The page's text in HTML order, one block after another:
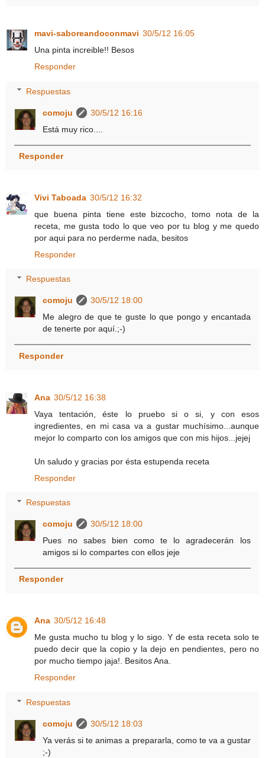
mavi-saboreandoconmavi 30/5/12 16:05
Una pinta increible!! Besos
Responder
Respuestas
comoju
30/5/12 16:16
Está muy rico....
Responder
Vivi Taboada 30/5/12 16:32
que buena pinta tiene este bizcocho, tomo nota de la
receta, me gusta todo lo que veo por tu blog y me quedo
por aqui para no perderme nada, besitos
Responder
Respuestas
comoju
30/5/12 18:00
Me alegro de que te guste lo que pongo y encantada
de tenerte por aquí.;-)
Responder
Ana 30/5/12 16:38
Vaya tentación, éste lo pruebo si o si, y con esos
ingredientes, en mi casa va a gustar muchísimo...aunque
mejor lo comparto con los amigos que con mis hijos...jejej
Un saludo y gracias por ésta estupenda receta
Responder
Respuestas
comoju
30/5/12 18:00
Pues no sabes bien como te lo agradecerán los
amigos si lo compartes con ellos jeje
Responder
Ana 30/5/12 16:48
Me gusta mucho tu blog y lo sigo. Y de esta receta solo te
puedo decir que la copio y la dejo en pendientes, pero no
por mucho tiempo jaja!. Besitos Ana.
Responder
Respuestas
comoju
30/5/12 18:03
Ya verás si te animas a prepararla, como te va a gustar
;-)